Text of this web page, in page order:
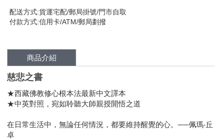
配送方式:貨運宅配/郵局掛號/門市自取
付款方式:信用卡/ATM/郵局劃撥
商品介紹
慈悲之書
★西藏佛教修心根本法最新中文譯本
★中英對照，宛如聆聽大師親授開悟之道
在日常生活中，無論任何情況，都要維持醒覺的心。──佩瑪‧丘
卓